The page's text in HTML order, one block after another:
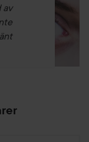
av